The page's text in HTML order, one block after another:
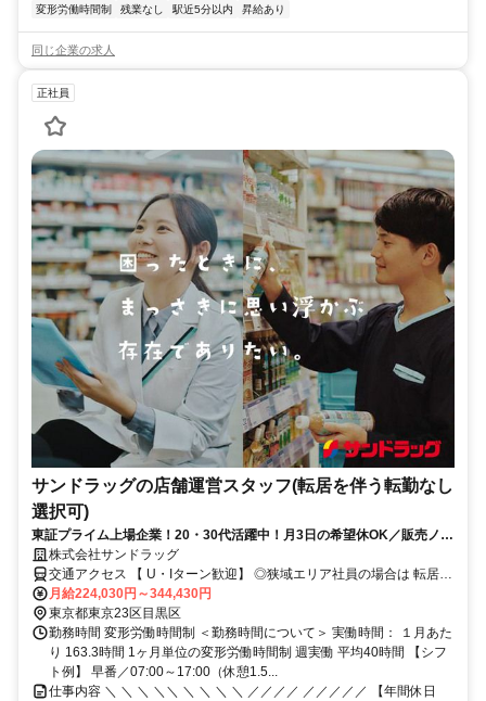
変形労働時間制 残業なし 駅近5分以内 昇給あり
同じ企業の求人
正社員
サンドラッグの店舗運営スタッフ(転居を伴う転勤なし
選択可)
東証プライム上場企業！20・30代活躍中！月3日の希望休OK／販売ノル
マなし／年収例32歳SV816万円／販促企画～商品管理など店舗運営がメ
インの仕事
株式会社サンドラッグ
交通アクセス 【 U・Iターン歓迎】 ◎狭域エリア社員の場合は 転居を
伴う転勤はありません。 ◎マイカー通勤OK
月給224,030円～344,430円
東京都東京23区目黒区
勤務時間 変形労働時間制 ＜勤務時間について＞ 実働時間： １月あた
り 163.3時間 1ヶ月単位の変形労働時間制 週実働 平均40時間 【シフ
ト例】 早番／07:00～17:00（休憩1.5...
仕事内容 ＼ ＼ ＼ ＼＼ ＼ ＼ ＼ ＼ ／／／／ ／／／／／ 【年間休日